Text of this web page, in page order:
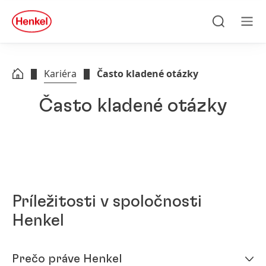
Skip to footer
quick
search
Kariéra Často kladené otázky
Často kladené otázky
Príležitosti v spoločnosti
Henkel
Prečo práve Henkel